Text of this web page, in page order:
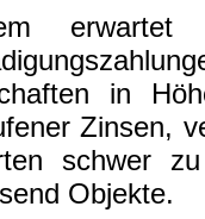
in
Zinsen,
schwer
Objekte.